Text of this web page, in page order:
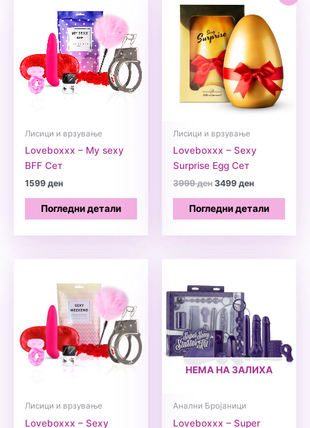
Лисици и врзување
Loveboxxx – My sexy
BFF Сет
1599ден
Погледни детали
Лисици и врзување
Loveboxxx – Sexy
Surprise Egg Сет
3999денOriginal
was:
3999 ден.
3499денCurrent
is:
Погледни детали
Лисици и врзување
Loveboxxx – Sexy
НЕМА НА ЗАЛИХА
Анални Бројаници
Loveboxxx – Super